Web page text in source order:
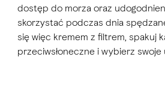
dostęp do morza oraz
skorzystać podczas dnia
się więc kremem z filtrem, spakuj
przeciwsłoneczne i wybierz